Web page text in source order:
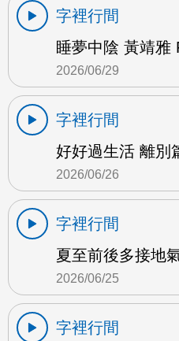
字裡行間
睡夢中陰 黃靖雅
2026/06/29
字裡行間
好好過生活 離別
2026/06/26
字裡行間
夏至前後多接地
2026/06/25
字裡行間